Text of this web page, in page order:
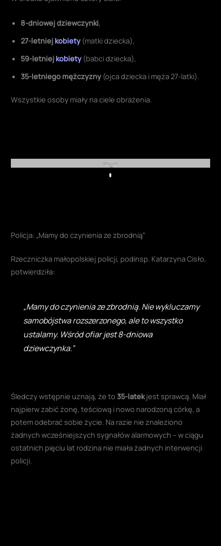
8-dniowej dziewczynki,
27-letniej kobiety(matki dziecka),
59-letniej kobiety(babci dziecka),
35-letniego mężczyzny (ojca dziecka i męża 27-latki).
Wszystkie osoby miały na ciele obrażenia.
REKLAMA
Play
Policja: „Mamy do czynienia ze zbrodnią”
Rzeczniczka małopolskiej policji, podinsp. Katarzyna Cisło,
potwierdziła:
„Mamy do czynienia ze zbrodnią. Nie wykluczamy
samobójstwa rozszerzonego, ale to wszystko
ustalamy. Wśród ofiar jest 8-dniowa
dziewczynka.”
Śledczy wstępnie uznają, że to35-latekjest sprawcą. Miał
najpierw zabić żonę, teściową i nowo narodzoną córkę, a
potem odebrać sobie życie. Na razie nie znaleziono
żadnych wcześniejszych sygnałów alarmowych – w ciągu
ostatnich pięciu lat rodzina nie miała żadnych interwencji
policji.